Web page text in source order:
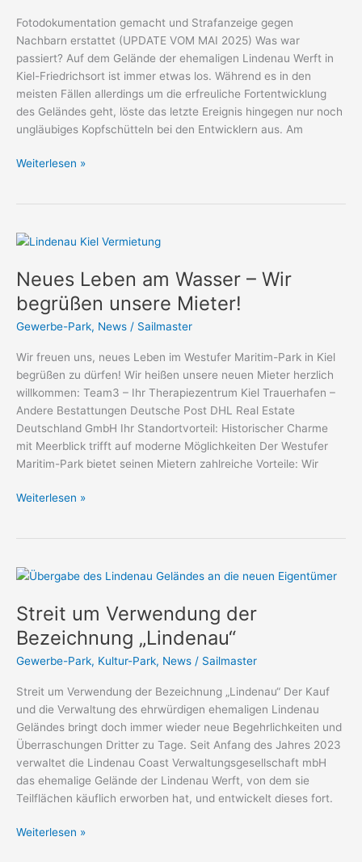
Fotodokumentation gemacht und Strafanzeige gegen
Nachbarn erstattet (UPDATE VOM MAI 2025) Was war
passiert? Auf dem Gelände der ehemaligen Lindenau Werft in
Kiel-Friedrichsort ist immer etwas los. Während es in den
meisten Fällen allerdings um die erfreuliche Fortentwicklung
des Geländes geht, löste das letzte Ereignis hingegen nur noch
ungläubiges Kopfschütteln bei den Entwicklern aus. Am
Weiterlesen »
Neues Leben am Wasser – Wir
begrüßen unsere Mieter!
Gewerbe-Park, News / Sailmaster
Wir freuen uns, neues Leben im Westufer Maritim-Park in Kiel
begrüßen zu dürfen! Wir heißen unsere neuen Mieter herzlich
willkommen: Team3 – Ihr Therapiezentrum Kiel Trauerhafen –
Andere Bestattungen Deutsche Post DHL Real Estate
Deutschland GmbH Ihr Standortvorteil: Historischer Charme
mit Meerblick trifft auf moderne Möglichkeiten Der Westufer
Maritim-Park bietet seinen Mietern zahlreiche Vorteile: Wir
Neues
am
Wasser
–
Wir
unsere
Mieter!
Weiterlesen »
Streit um Verwendung der
Bezeichnung „Lindenau“
Gewerbe-Park, Kultur-Park, News / Sailmaster
Streit um Verwendung der Bezeichnung „Lindenau“ Der Kauf
und die Verwaltung des ehrwürdigen ehemaligen Lindenau
Geländes bringt doch immer wieder neue Begehrlichkeiten und
Überraschungen Dritter zu Tage. Seit Anfang des Jahres 2023
verwaltet die Lindenau Coast Verwaltungsgesellschaft mbH
das ehemalige Gelände der Lindenau Werft, von dem sie
Teilflächen käuflich erworben hat, und entwickelt dieses fort.
Streit
Verwendung
der
Bezeichnung
„Lindenau“
Weiterlesen »